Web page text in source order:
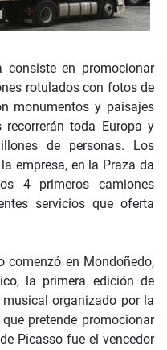
en promocionar
rotulados con fotos de
monumentos y paisajes
recorrerán toda Europa y
de personas. Los
empresa, en la Praza da
4 primeros camiones
servicios que oferta
comenzó en Mondoñedo,
la primera edición de
organizado por la
pretende promocionar
Picasso fue el vencedor